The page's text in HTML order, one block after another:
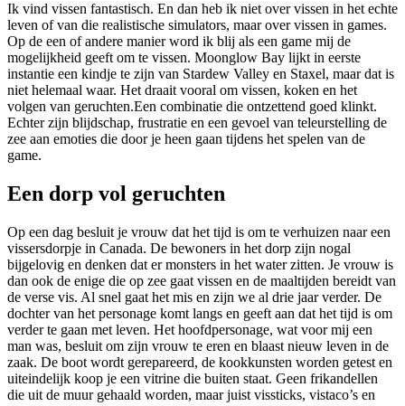
Ik vind vissen fantastisch. En dan heb ik niet over vissen in het echte
leven of van die realistische simulators, maar over vissen in games.
Op de een of andere manier word ik blij als een game mij de
mogelijkheid geeft om te vissen. Moonglow Bay lijkt in eerste
instantie een kindje te zijn van Stardew Valley en Staxel, maar dat is
niet helemaal waar. Het draait vooral om vissen, koken en het
volgen van geruchten.Een combinatie die ontzettend goed klinkt.
Echter zijn blijdschap, frustratie en een gevoel van teleurstelling de
zee aan emoties die door je heen gaan tijdens het spelen van de
game.
Een dorp vol geruchten
Op een dag besluit je vrouw dat het tijd is om te verhuizen naar een
vissersdorpje in Canada. De bewoners in het dorp zijn nogal
bijgelovig en denken dat er monsters in het water zitten. Je vrouw is
dan ook de enige die op zee gaat vissen en de maaltijden bereidt van
de verse vis. Al snel gaat het mis en zijn we al drie jaar verder. De
dochter van het personage komt langs en geeft aan dat het tijd is om
verder te gaan met leven. Het hoofdpersonage, wat voor mij een
man was, besluit om zijn vrouw te eren en blaast nieuw leven in de
zaak. De boot wordt gerepareerd, de kookkunsten worden getest en
uiteindelijk koop je een vitrine die buiten staat. Geen frikandellen
die uit de muur gehaald worden, maar juist vissticks, vistaco’s en